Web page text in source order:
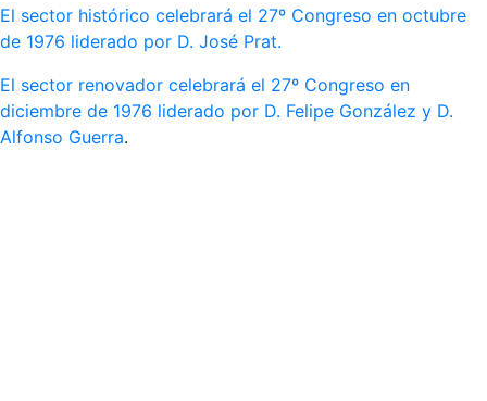
El sector histórico celebrará el 27º Congreso en octubre
de 1976 liderado por D. José Prat.
El sector renovador celebrará el 27º Congreso en
diciembre de 1976 liderado por D. Felipe González y D.
Alfonso Guerra.